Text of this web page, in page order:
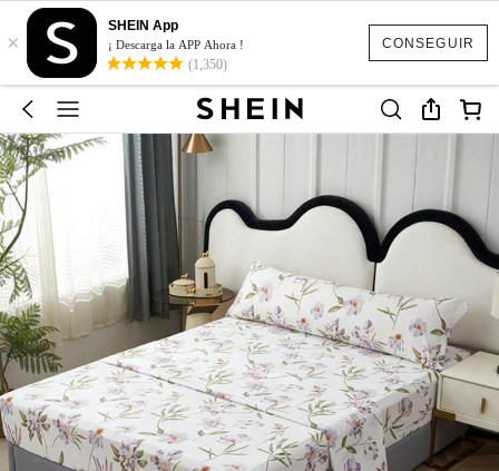
CONSEGUIR
×
SHEIN App
¡ Descarga la APP Ahora !
(1,350)